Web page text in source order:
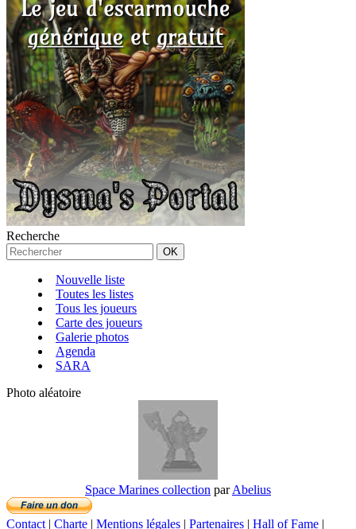
Recherche
Nouvelle liste
Toutes les listes
Tous les joueurs
Carte des joueurs
Galerie photos
Agenda
SARA
Photo aléatoire
Space Marines collection parAbelius
Contact| Charte | Mentions légales | Partenaires | Hall of Fame |